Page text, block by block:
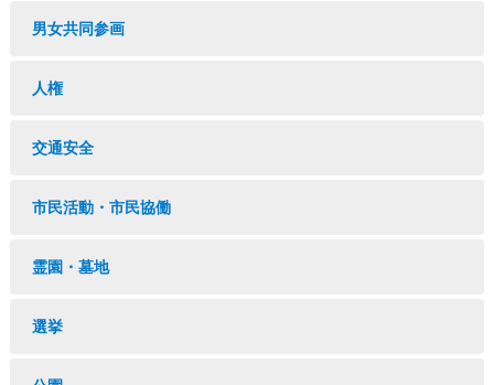
男女共同参画
人権
交通安全
市民活動・市民協働
霊園・墓地
選挙